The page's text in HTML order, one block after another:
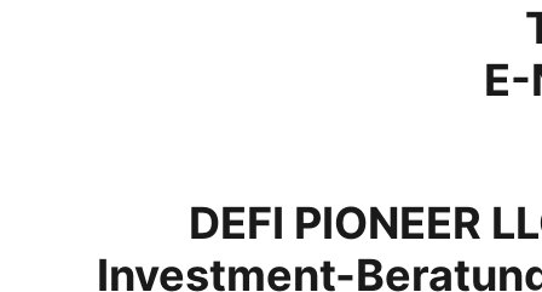
DEFI PIONEER
Investment-